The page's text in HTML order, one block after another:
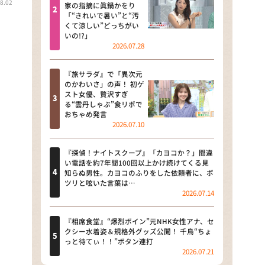
河合＆A.B.C-Z塚田×福井アナ
「なんでやねん！？」（news お
かえり）
DAIGOも台所 ～きょうの献立 何
にする？～
本日はダイアンなり！シーズン２
朝だ！生です旅サラダ
教えて！ニュースライブ 正義の
ミカタ
ＬＩＦＥ～夢のカタチ～
新婚さんいらっしゃい！
ポツンと一軒家
ザキ山小屋本館
家の指摘に眞鍋かをり
「“きれいで暑い”と“汚
くて涼しい”どっちがい
いの!?」
2026.07.28
『旅サラダ』で「異次元
のかわいさ」の声！ 初ゲ
スト女優、贅沢すぎ
る“雲丹しゃぶ”食リポで
おちゃめ発言
2026.07.10
『探偵！ナイトスクープ』「カヨコか？」間違
い電話を約7年間100回以上かけ続けてくる見
知らぬ男性。カヨコのふりをした依頼者に、ポ
ツリと呟いた言葉は…
2026.07.14
『相席食堂』“爆烈ボイン”元NHK女性アナ、セ
クシー水着姿＆規格外グッズ公開！ 千鳥“ちょ
っと待てぃ！！”ボタン連打
2026.07.21